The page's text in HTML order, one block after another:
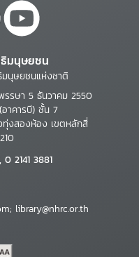
มนุษยชน
นุษยชนแห่งชาติ
รรษา 5 ธันวาคม 2550
าคารบี) ชั้น 7
งสองห้อง เขตหลักสี่
0 2141 3881
library@nhrc.or.th